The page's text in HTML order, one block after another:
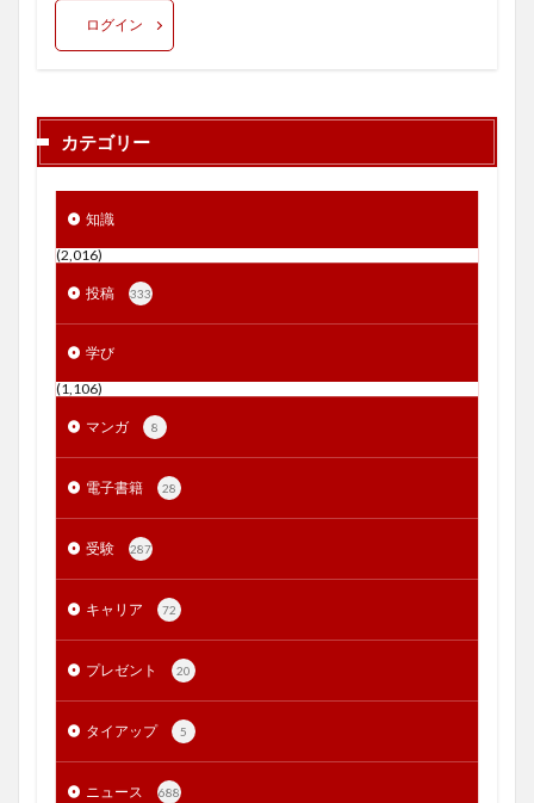
ログイン
カテゴリー
知識
(2,016)
投稿 333
学び
(1,106)
マンガ 8
電子書籍 28
受験 287
キャリア 72
プレゼント 20
タイアップ 5
ニュース 688